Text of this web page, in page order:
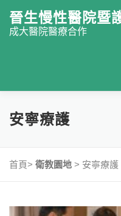
跳至主要內容
晉生慢性醫院暨
成大醫院醫療合作
認識晉生
護理之家 特色醫療
聯絡我們
安寧療護
首頁> 衛教園地 > 安寧療護